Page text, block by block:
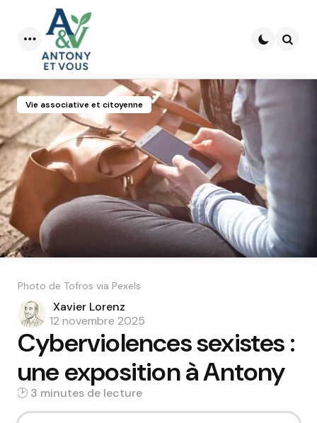
Menu
Vie associative et citoyenne
Photo de Tofros via Pexels
Posted
by
Xavier Lorenz
12 novembre 2025
Cyberviolences sexistes :
une exposition à Antony
3 min